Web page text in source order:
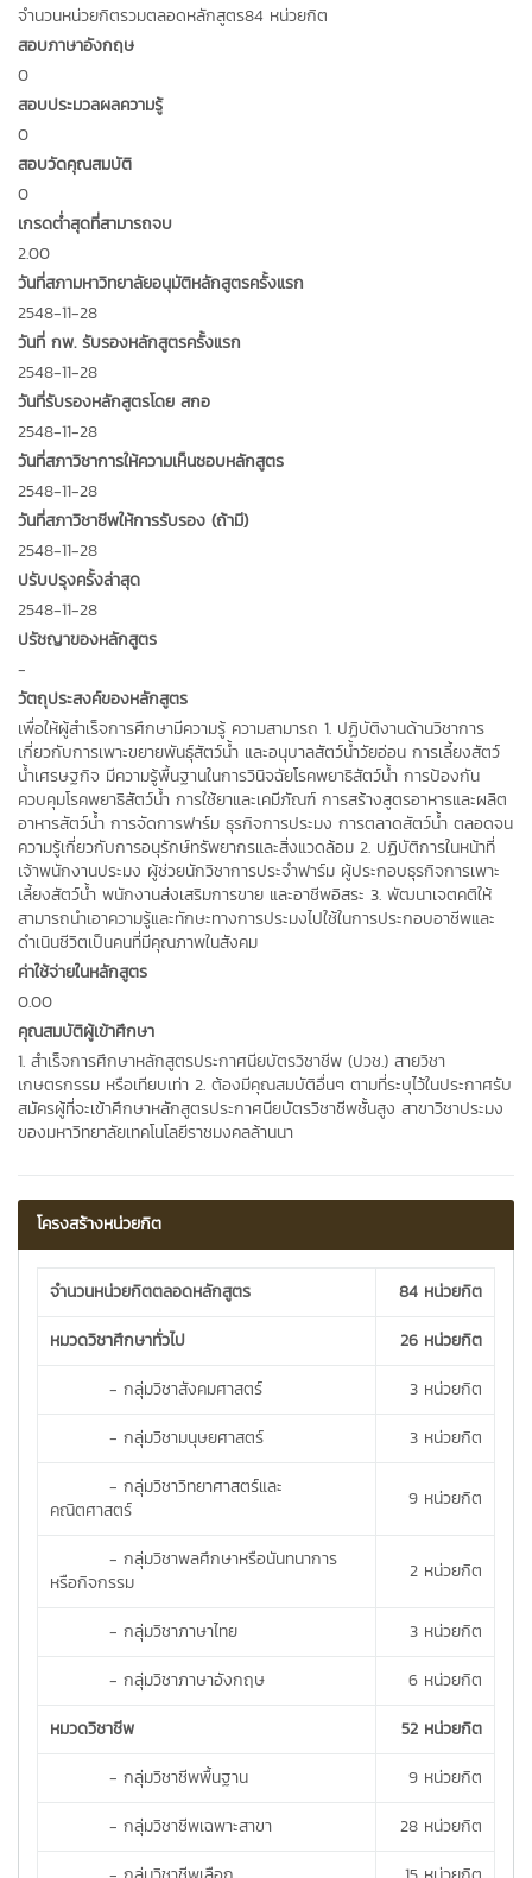
จำนวนหน่วยกิตรวมตลอดหลักสูตร84 หน่วยกิต
สอบภาษาอังกฤษ
0
สอบประมวลผลความรู้
0
สอบวัดคุณสมบัติ
0
เกรดต่ำสุดที่สามารถจบ
2.00
วันที่สภามหาวิทยาลัยอนุมัติหลักสูตรครั้งแรก
2548-11-28
วันที่ กพ. รับรองหลักสูตรครั้งแรก
2548-11-28
วันที่รับรองหลักสูตรโดย สกอ
2548-11-28
วันที่สภาวิชาการให้ความเห็นชอบหลักสูตร
2548-11-28
วันที่สภาวิชาชีพให้การรับรอง (ถ้ามี)
2548-11-28
ปรับปรุงครั้งล่าสุด
2548-11-28
ปรัชญาของหลักสูตร
-
วัตถุประสงค์ของหลักสูตร
เพื่อให้ผู้สำเร็จการศึกษามีความรู้ ความสามารถ 1. ปฏิบัติงานด้านวิชาการ
เกี่ยวกับการเพาะขยายพันธุ์สัตว์น้ำ และอนุบาลสัตว์น้ำวัยอ่อน การเลี้ยงสัตว์
น้ำเศรษฐกิจ มีความรู้พื้นฐานในการวินิจฉัยโรคพยาธิสัตว์น้ำ การป้องกัน
ควบคุมโรคพยาธิสัตว์น้ำ การใช้ยาและเคมีภัณฑ์ การสร้างสูตรอาหารและผลิต
อาหารสัตว์น้ำ การจัดการฟาร์ม ธุรกิจการประมง การตลาดสัตว์น้ำ ตลอดจน
ความรู้เกี่ยวกับการอนุรักษ์ทรัพยากรและสิ่งแวดล้อม 2. ปฏิบัติการในหน้าที่
เจ้าพนักงานประมง ผู้ช่วยนักวิชาการประจำฟาร์ม ผู้ประกอบธุรกิจการเพาะ
เลี้ยงสัตว์น้ำ พนักงานส่งเสริมการขาย และอาชีพอิสระ 3. พัฒนาเจตคติให้
สามารถนำเอาความรู้และทักษะทางการประมงไปใช้ในการประกอบอาชีพและ
ดำเนินชีวิตเป็นคนที่มีคุณภาพในสังคม
ค่าใช้จ่ายในหลักสูตร
0.00
คุณสมบัติผู้เข้าศึกษา
1. สำเร็จการศึกษาหลักสูตรประกาศนียบัตรวิชาชีพ (ปวช.) สายวิชา
เกษตรกรรม หรือเทียบเท่า 2. ต้องมีคุณสมบัติอื่นๆ ตามที่ระบุไว้ในประกาศรับ
สมัครผู้ที่จะเข้าศึกษาหลักสูตรประกาศนียบัตรวิชาชีพชั้นสูง สาขาวิชาประมง
ของมหาวิทยาลัยเทคโนโลยีราชมงคลล้านนา
โครงสร้างหน่วยกิต
จำนวนหน่วยกิตตลอดหลักสูตร
84 หน่วยกิต
หมวดวิชาศึกษาทั่วไป
26 หน่วยกิต
- กลุ่มวิชาสังคมศาสตร์
3 หน่วยกิต
- กลุ่มวิชามนุษยศาสตร์
3 หน่วยกิต
- กลุ่มวิชาวิทยาศาสตร์และ
คณิตศาสตร์
9 หน่วยกิต
- กลุ่มวิชาพลศึกษาหรือนันทนาการ
หรือกิจกรรม
2 หน่วยกิต
- กลุ่มวิชาภาษาไทย
3 หน่วยกิต
- กลุ่มวิชาภาษาอังกฤษ
6 หน่วยกิต
หมวดวิชาชีพ
52 หน่วยกิต
- กลุ่มวิชาชีพพื้นฐาน
9 หน่วยกิต
- กลุ่มวิชาชีพเฉพาะสาขา
28 หน่วยกิต